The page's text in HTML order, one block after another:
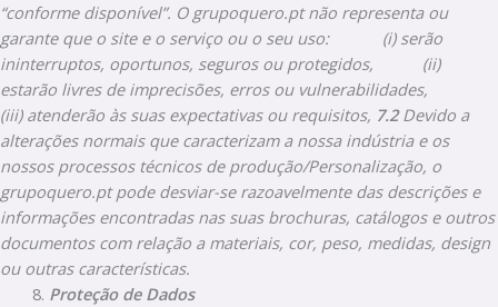
“conforme disponível”. O grupoquero.pt não representa ou
garante que o site e o serviço ou o seu uso:
(i) serão
ininterruptos, oportunos, seguros ou protegidos,
(ii)
estarão livres de imprecisões, erros ou vulnerabilidades,
(iii) atenderão às suas expectativas ou requisitos, 7.2Devido a
alterações normais que caracterizam a nossa indústria e os
nossos processos técnicos de produção/Personalização, o
grupoquero.pt pode desviar-se razoavelmente das descrições e
informações encontradas nas suas brochuras, catálogos e outros
documentos com relação a materiais, cor, peso, medidas, design
ou outras características.
Proteção de Dados